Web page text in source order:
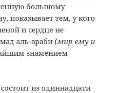
большому
показывает тем, у кого
и сердце не
аль-араби(мир ему и
знамением
из одиннадцати